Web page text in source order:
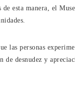
esta manera, el
las personas
desnudez y